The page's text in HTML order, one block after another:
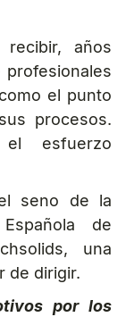
años
el punto
procesos.
esfuerzo
seno de la
de
una
de dirigir.
por los